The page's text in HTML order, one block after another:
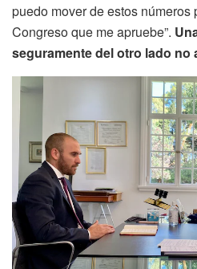
puedo mover de estos
Congreso que me apruebe”.
seguramente del otro lado no